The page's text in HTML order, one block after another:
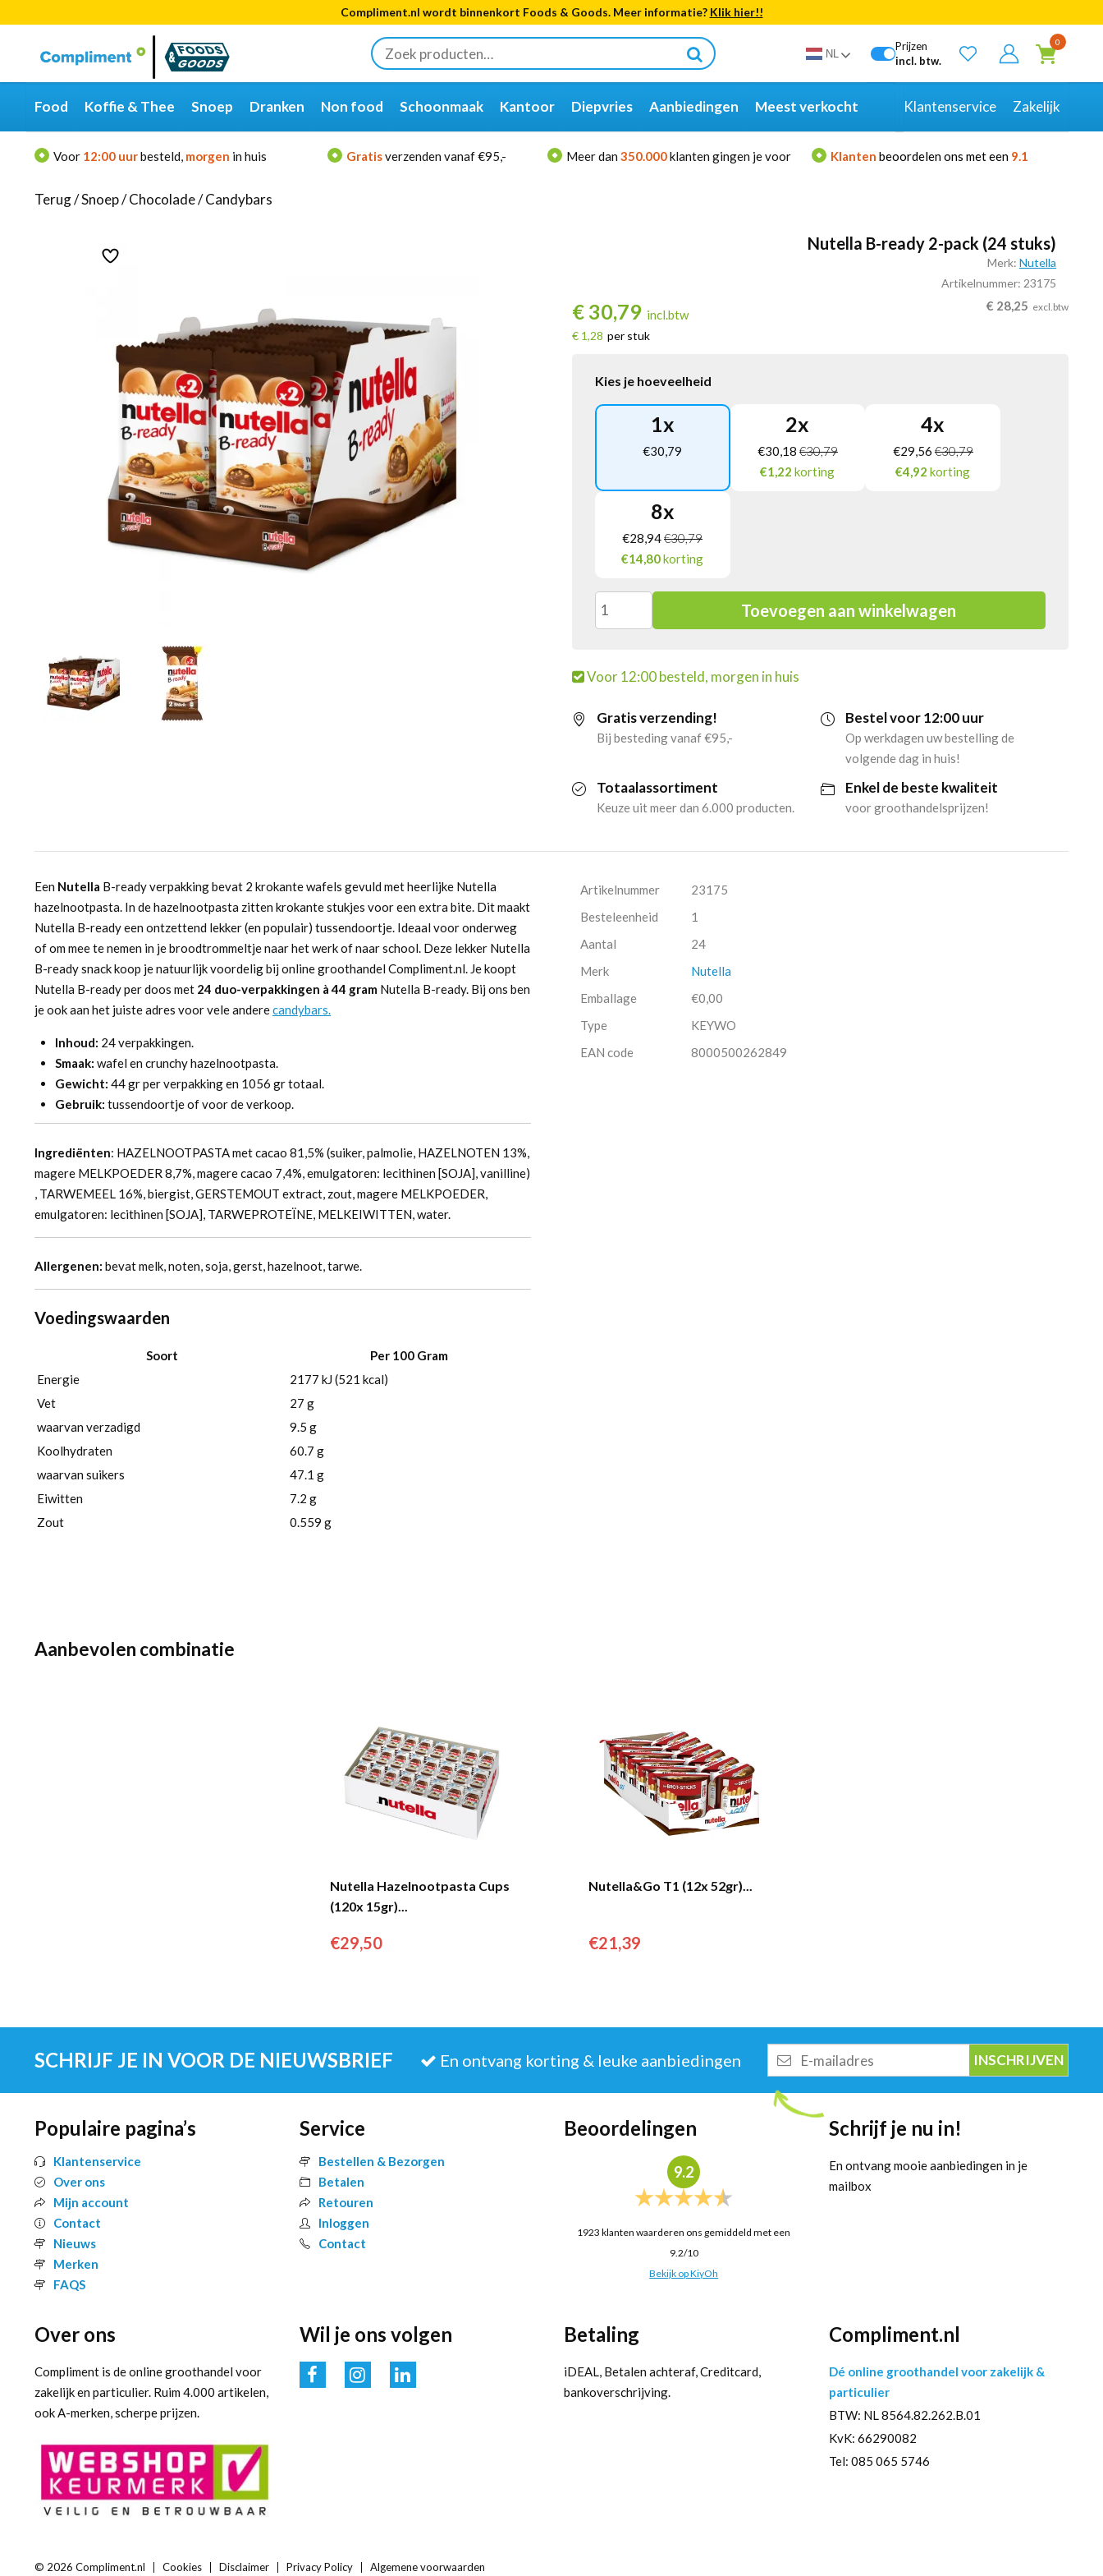
Compliment.nl wordt binnenkort Foods & Goods. Meer informatie? Klik hier!!
Zoeken
naar:
Categorieën
Merken
NL
Prijzen
incl. btw.
0
Food Koffie & Thee Snoep Dranken Non food Schoonmaak Kantoor Diepvries Aanbiedingen Meest verkocht Klantenservice Zakelijk
Voor 12:00 uurbesteld, morgen in huis Gratisverzenden vanaf €95,- Meer dan 350.000klanten gingen je voor Klanten beoordelen ons met een 9.1
Terug/Snoep/Chocolade/Candybars
Nutella B-ready 2-pack (24 stuks)
Merk: Nutella
Artikelnummer: 23175
€ 30,79 incl.btw
€ 1,28 per stuk
€ 28,25 excl.btw
Kies je hoeveelheid
1x
€30,79
2x
€30,18 €30,79
€1,22 korting
4x
€29,56 €30,79
€4,92 korting
8x
€28,94€30,79
€14,80korting
Nutella
ready
2-
Toevoegen aan winkelwagen
Voor 12:00 besteld, morgen in huis
Gratis verzending!
Bij besteding vanaf €95,-
Bestel voor 12:00 uur
Op werkdagen uw bestelling de
volgende dag in huis!
Totaalassortiment
Keuze uit meer dan 6.000 producten.
Enkel de beste kwaliteit
voor groothandelsprijzen!
Een Nutella B-ready verpakking bevat 2 krokante wafels gevuld met heerlijke Nutella
hazelnootpasta. In de hazelnootpasta zitten krokante stukjes voor een extra bite. Dit maakt
Nutella B-ready een ontzettend lekker (en populair) tussendoortje. Ideaal voor onderweg
of om mee te nemen in je broodtrommeltje naar het werk of naar school. Deze lekker Nutella
B-ready snack koop je natuurlijk voordelig bij online groothandel Compliment.nl. Je koopt
Nutella B-ready per doos met 24 duo-verpakkingen à 44 gram Nutella B-ready. Bij ons ben
je ook aan het juiste adres voor vele anderecandybars.
Inhoud: 24 verpakkingen.
Smaak: wafel en crunchy hazelnootpasta.
Gewicht: 44 gr per verpakking en 1056 gr totaal.
Gebruik: tussendoortje of voor de verkoop.
Ingrediënten: HAZELNOOTPASTA met cacao 81,5% (suiker, palmolie, HAZELNOTEN 13%,
magere MELKPOEDER 8,7%, magere cacao 7,4%, emulgatoren: lecithinen [SOJA], vanilline)
, TARWEMEEL 16%, biergist, GERSTEMOUT extract, zout, magere MELKPOEDER,
emulgatoren: lecithinen [SOJA], TARWEPROTEÏNE, MELKEIWITTEN, water.
Allergenen: bevat melk, noten, soja, gerst, hazelnoot, tarwe.
Voedingswaarden
Soort
Per 100 Gram
Energie
2177 kJ (521 kcal)
Vet
27 g
waarvan verzadigd
9.5 g
Koolhydraten
60.7 g
waarvan suikers
47.1 g
Eiwitten
7.2 g
Zout
0.559 g
Artikelnummer
23175
Besteleenheid
1
Aantal
24
Merk
Nutella
Emballage
€0,00
Type
KEYWO
EAN code
8000500262849
Aanbevolen combinatie
Nutella Hazelnootpasta Cups
(120x 15gr)...
€29,50
Nutella&Go T1 (12x 52gr)...
€21,39
SCHRIJF JE IN VOOR DE NIEUWSBRIEF En ontvang korting & leuke aanbiedingen
mailadres
Populaire pagina’s
Klantenservice
Over ons
Mijn account
Contact
Nieuws
Merken
FAQS
Service
Bestellen & Bezorgen
Betalen
Retouren
Inloggen
Contact
Beoordelingen
9.2
1923 klanten waarderen ons gemiddeld met een
9.2/10
Bekijk op KiyOh
Schrijf je nu in!
En ontvang mooie aanbiedingen in je
mailbox
Over ons
Compliment is de online groothandel voor
zakelijk en particulier. Ruim 4.000 artikelen,
ook A-merken, scherpe prijzen.
Wil je ons volgen Betaling
iDEAL, Betalen achteraf, Creditcard,
bankoverschrijving.
Compliment.nl
Dé online groothandel voor zakelijk &
particulier
BTW: NL 8564.82.262.B.01
KvK: 66290082
Tel: 085 065 5746
© 2026 Compliment.nl Cookies Disclaimer Privacy Policy Algemene voorwaarden